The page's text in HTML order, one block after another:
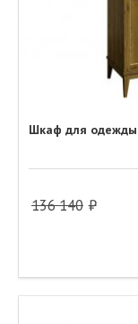
Шкаф для
136 140